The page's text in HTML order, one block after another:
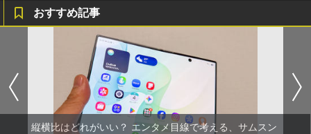
おすすめ記事
縦横比はどれがいい？ エンタメ目線で考える、サムスン